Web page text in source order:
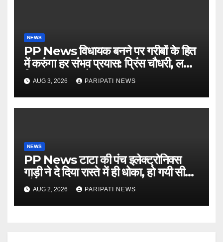
NEWS
PP News विधायक बनने पर गरीबों के हित
में करुंगा हर संभव प्रयास: प्रिंस चौधरी, लगाई
किसान मजदूर चौपाल
AUG 3, 2026 PARIPATI NEWS
NEWS
PP News टाटा की पंच इलेक्ट्रोनिक्स
गाड़ी ने दे दिया रास्ते में ही धोका, हो गयी सीज,
जो सब बताया झूठ
AUG 2, 2026 PARIPATI NEWS